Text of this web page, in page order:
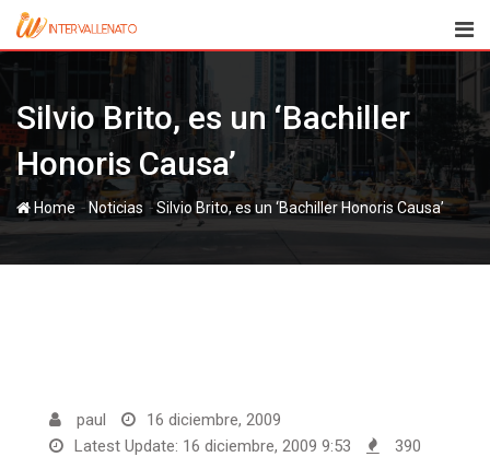
Skip
content
Silvio Brito, es un ‘Bachiller
Honoris Causa’
Home -Noticias -Silvio Brito, es un ‘Bachiller Honoris Causa’
paul
16 diciembre, 2009
Latest Update: 16 diciembre, 2009 9:53
390